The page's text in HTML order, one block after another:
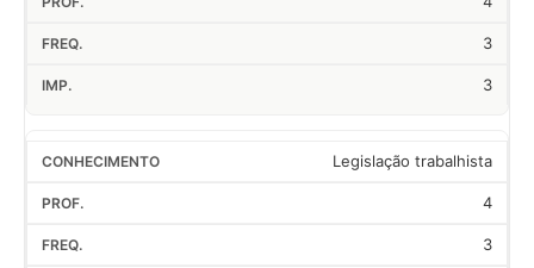
3
3
Legislação trabalhista
4
3